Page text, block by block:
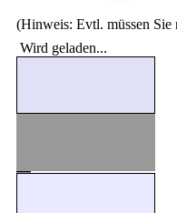
(Hinweis: Evtl. müssen Sie
Wird geladen...